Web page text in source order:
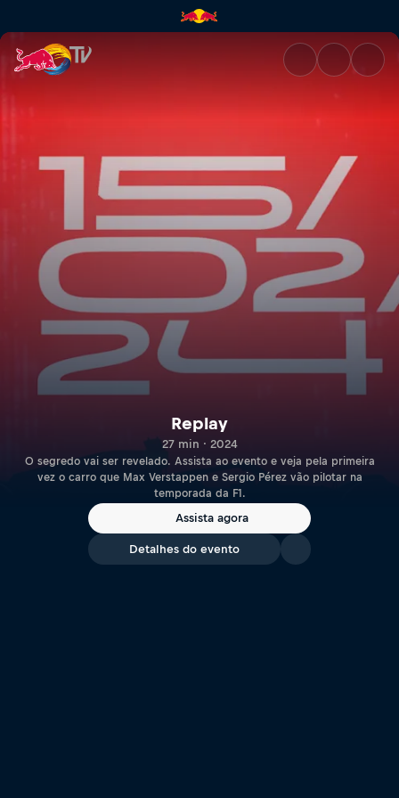
Replay | Red Bull TV
Replay
27 min · 2024
O segredo vai ser revelado. Assista ao evento e veja pela primeira
vez o carro que Max Verstappen e Sergio Pérez vão pilotar na
temporada da F1.
Assista agora
Detalhes do evento